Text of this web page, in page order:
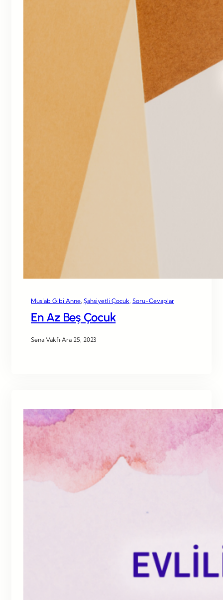
Mus’ab Gibi Anne Şahsiyetli Çocuk Soru-Cevaplar
En Az Beş Çocuk
Sena Vakfı·Ara 25, 2023